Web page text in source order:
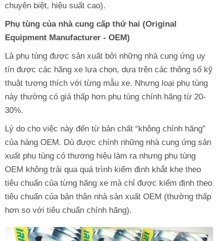
chuyên biệt, hiệu suất cao).
Phụ tùng của nhà cung cấp thứ hai (Original
Equipment Manufacturer - OEM)
Là phụ tùng được sản xuất bởi những nhà cung ứng uy
tín được các hãng xe lựa chọn, dựa trên các thông số kỹ
thuật tương thích với từng mẫu xe. Nhưng loại phụ tùng
này thường có giá thấp hơn phụ tùng chính hãng từ 20-
30%.
Lý do cho việc này đến từ bản chất “không chính hãng”
của hàng OEM. Dù được chính những nhà cung ứng sản
xuất phụ tùng có thương hiệu làm ra nhưng phụ tùng
OEM không trải qua quá trình kiểm định khắt khe theo
tiêu chuẩn của từng hãng xe mà chỉ được kiểm định theo
tiêu chuẩn của bản thân nhà sản xuất OEM (thường thấp
hơn so với tiêu chuẩn chính hãng).